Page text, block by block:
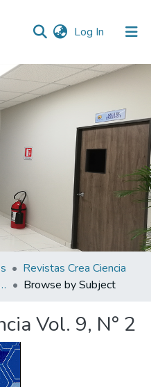
Log In (current)
Revistas Crea Ciencia
Vol. 9, N° 2
Browse by Subject
Vol. 9, N° 2